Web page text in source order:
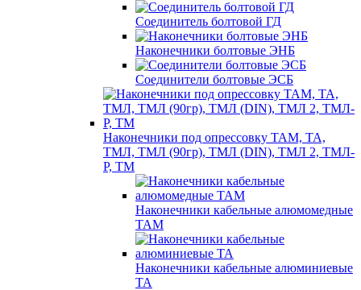
Соединитель болтовой ГД
Наконечники болтовые ЭНБ
Соединители болтовые ЭСБ
Наконечники под опрессовку ТАМ, ТА,
ТМЛ, ТМЛ (90гр), ТМЛ (DIN), ТМЛ 2, ТМЛ-
Р, ТМ
Наконечники кабельные алюмомедные
ТАМ
Наконечники кабельные алюминиевые
ТА